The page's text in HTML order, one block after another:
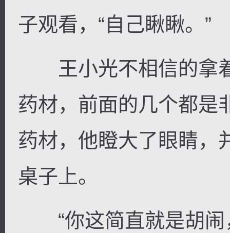
子观看，“自己瞅瞅。”
王小光不相信的拿
药材，前面的几个都是
药材，他瞪大了眼睛，
桌子上。
“你这简直就是胡闹